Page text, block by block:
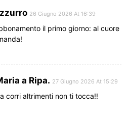
26 Giugno 2026 At 16:39
il primo giorno: al cuore
a Ripa. 27 Giugno 2026 At 15:29
corri altrimenti non ti tocca!!